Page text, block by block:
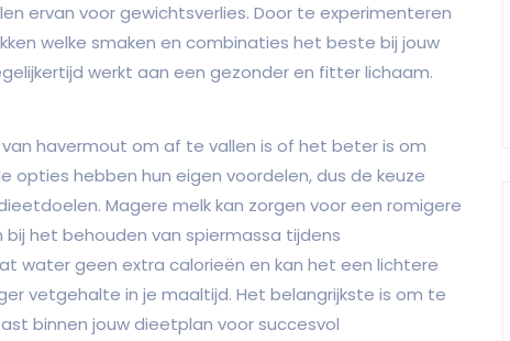
ervan voor gewichtsverlies. Door te experimenteren
welke smaken en combinaties het beste bij jouw
werkt aan een gezonder en fitter lichaam.
havermout om af te vallen is of het beter is om
opties hebben hun eigen voordelen, dus de keuze
Magere melk kan zorgen voor een romigere
het behouden van spiermassa tijdens
water geen extra calorieën en kan het een lichtere
vetgehalte in je maaltijd. Het belangrijkste is om te
binnen jouw dieetplan voor succesvol